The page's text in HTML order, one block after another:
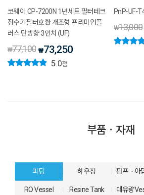
코웨이 CP-7200N 1년세트 필터테크
정수기필터호환 개조형 프리미엄플
러스 단방향 3인치 (UF)
₩77,100 ₩73,250
5.0점
PnP-UF-
₩13,000
부품ㆍ자재
피팅 하우징 펌프ㆍ아
RO Vessel Resine Tank 대유량